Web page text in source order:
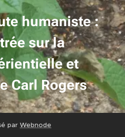
humaniste :
sur la
et
Carl Rogers
par Webnode